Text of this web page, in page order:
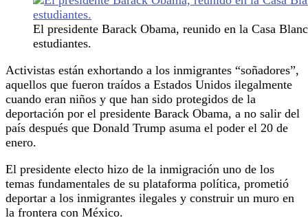
El presidente Barack Obama, reunido en la Casa
estudiantes.
Activistas están exhortando a los inmigrantes “soñadores”,
aquellos que fueron traídos a Estados Unidos ilegalmente
cuando eran niños y que han sido protegidos de la
deportación por el presidente Barack Obama, a no salir del
país después que Donald Trump asuma el poder el 20 de
enero.
El presidente electo hizo de la inmigración uno de los
temas fundamentales de su plataforma política, prometió
deportar a los inmigrantes ilegales y construir un muro en
la frontera con México.